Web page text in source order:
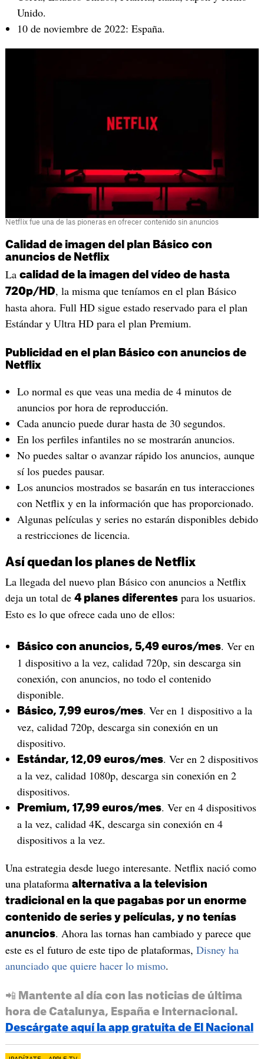
Unido.
10 de noviembre de 2022: España.
Netflix fue una de las pioneras en ofrecer contenido sin anuncios
Calidad de imagen del plan Básico con
anuncios de Netflix
La calidad de la imagen del vídeo de hasta
720p/HD, la misma que teníamos en el plan Básico
hasta ahora. Full HD sigue estado reservado para el plan
Estándar y Ultra HD para el plan Premium.
Publicidad en el plan Básico con anuncios de
Netflix
Lo normal es que veas una media de 4 minutos de
anuncios por hora de reproducción.
Cada anuncio puede durar hasta de 30 segundos.
En los perfiles infantiles no se mostrarán anuncios.
No puedes saltar o avanzar rápido los anuncios, aunque
sí los puedes pausar.
Los anuncios mostrados se basarán en tus interacciones
con Netflix y en la información que has proporcionado.
Algunas películas y series no estarán disponibles debido
a restricciones de licencia.
Así quedan los planes de Netflix
La llegada del nuevo plan Básico con anuncios a Netflix
deja un total de 4 planes diferentespara los usuarios.
Esto es lo que ofrece cada uno de ellos:
Básico con anuncios, 5,49 euros/mes. Ver en
1 dispositivo a la vez, calidad 720p, sin descarga sin
conexión, con anuncios, no todo el contenido
disponible.
Básico, 7,99 euros/mes. Ver en 1 dispositivo a la
vez, calidad 720p, descarga sin conexión en un
dispositivo.
Estándar, 12,09 euros/mes. Ver en 2 dispositivos
a la vez, calidad 1080p, descarga sin conexión en 2
dispositivos.
Premium, 17,99 euros/mes. Ver en 4 dispositivos
a la vez, calidad 4K, descarga sin conexión en 4
dispositivos a la vez.
Una estrategia desde luego interesante. Netflix nació como
una plataforma alternativa a la television
tradicional en la que pagabas por un enorme
contenido de series y películas, y no tenías
anuncios. Ahora las tornas han cambiado y parece que
este es el futuro de este tipo de plataformas, Disney ha
anunciado que quiere hacer lo mismo.
📲 Mantente al día con las noticias de última
hora de Catalunya, España e Internacional.
Descárgate aquí la app gratuita de El Nacional